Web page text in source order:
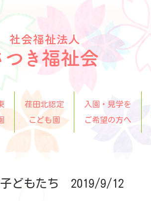
荏田北認定
こども園
入園・見学を
ご希望の方へ
どもたち 2019/9/12